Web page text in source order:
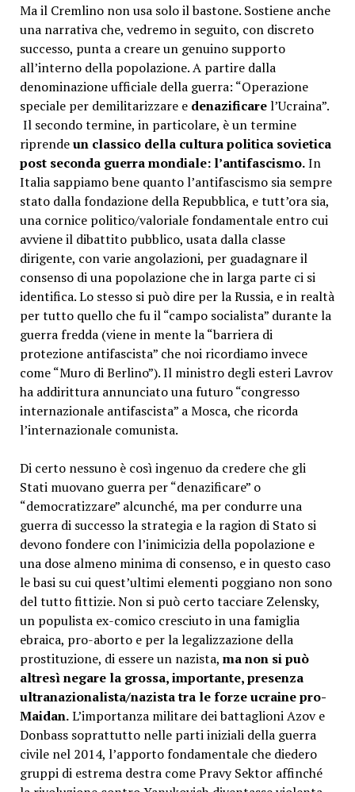
Ma il Cremlino non usa solo il bastone. Sostiene anche
una narrativa che, vedremo in seguito, con discreto
successo, punta a creare un genuino supporto
all’interno della popolazione.A partire dalla
denominazione ufficiale della guerra: “Operazione
speciale per demilitarizzare e denazificarel’Ucraina”.
Il secondo termine, in particolare, è un termine
riprendeun classico della cultura politica sovietica
post seconda guerra mondiale: l’antifascismo.In
Italia sappiamo bene quanto l’antifascismo sia sempre
stato dalla fondazione della Repubblica, e tutt’ora sia,
una cornice politico/valoriale fondamentale entro cui
avviene il dibattito pubblico, usata dalla classe
dirigente, con varie angolazioni, per guadagnare il
consenso di una popolazione che in larga parte ci si
identifica. Lo stesso si può dire per la Russia, e in realtà
per tutto quello che fu il “campo socialista” durante la
guerra fredda (viene in mente la “barriera di
protezione antifascista” che noi ricordiamo invece
come “Muro di Berlino”). Il ministro degli esteri Lavrov
ha addirittura annunciato una futuro “congresso
internazionale antifascista” a Mosca, che ricorda
l’internazionale comunista.
Di certo nessuno è così ingenuo da credere che gli
Stati muovano guerra per “denazificare” o
“democratizzare” alcunché, ma per condurre una
guerra di successo la strategia e la ragion di Stato si
devono fondere con l’inimicizia della popolazione e
una dose almeno minima di consenso, e in questo caso
le basi su cui quest’ultimi elementi poggiano non sono
del tutto fittizie.Non si può certo tacciare Zelensky,
un populista ex-comico cresciuto in una famiglia
ebraica, pro-aborto e per la legalizzazione della
prostituzione, di essere un nazista, ma non si può
altresì negare la grossa, importante, presenza
ultranazionalista/nazista tra le forze ucraine pro-
Maidan.L’importanza militare dei battaglioni Azov e
Donbass soprattutto nelle parti iniziali della guerra
civile nel 2014, l’apporto fondamentale che diedero
gruppi di estrema destra come Pravy Sektor affinché